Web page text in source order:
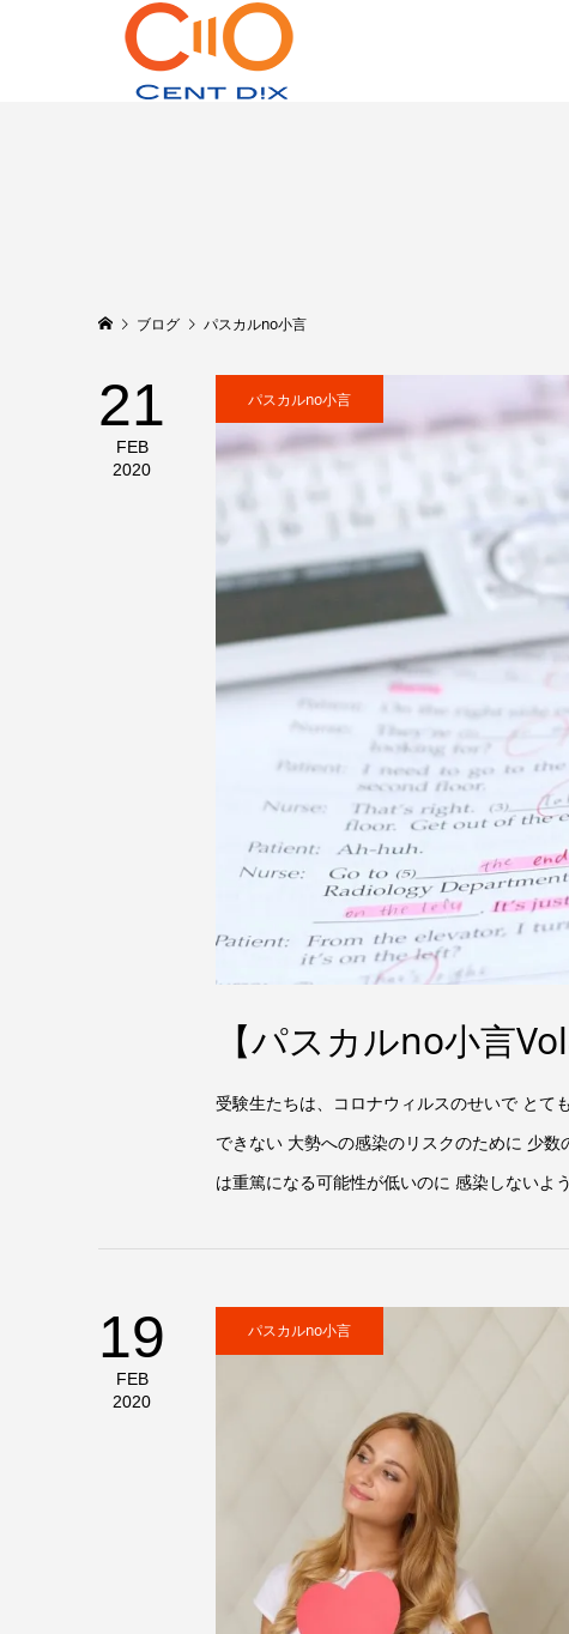
ブログ パスカルno小言
21
FEB
2020
パスカルno小言
【パスカルno小言
受験生たちは、コロナウィルスのせいで とて
できない 大勢への感染のリスクのために 少
は重篤になる可能性が低いのに 感染しないよ
19
FEB
2020
パスカルno小言